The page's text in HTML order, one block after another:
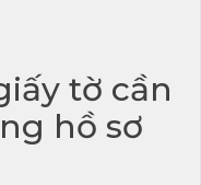
tờ cần
hồ sơ